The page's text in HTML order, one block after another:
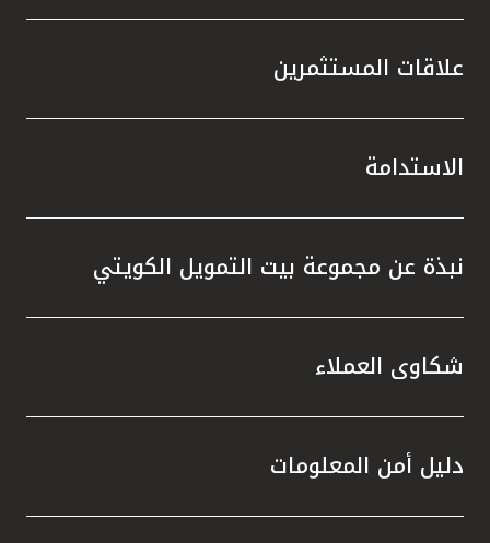
علاقات المستثمرين
الاستدامة
نبذة عن مجموعة بيت التمويل الكويتي
شكاوى العملاء
دليل أمن المعلومات